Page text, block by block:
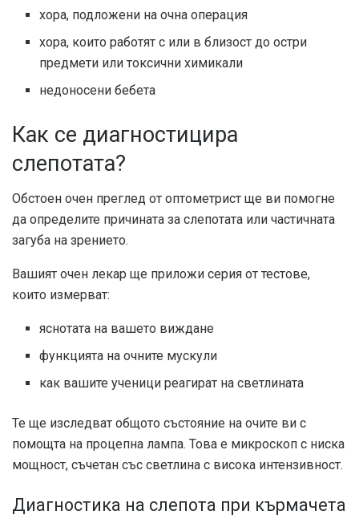
хора, подложени на очна операция
хора, които работят с или в близост до остри
предмети или токсични химикали
недоносени бебета
Как се диагностицира
слепотата?
Обстоен очен преглед от оптометрист ще ви помогне
да определите причината за слепотата или частичната
загуба на зрението.
Вашият очен лекар ще приложи серия от тестове,
които измерват:
яснотата на вашето виждане
функцията на очните мускули
как вашите ученици реагират на светлината
Те ще изследват общото състояние на очите ви с
помощта на процепна лампа. Това е микроскоп с ниска
мощност, съчетан със светлина с висока интензивност.
Диагностика на слепота при кърмачета